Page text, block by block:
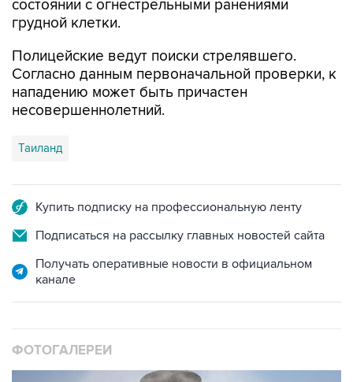
Полицейские ведут поиски стрелявшего.
нападению может быть причастен
несовершеннолетний.
Таиланд
Подписаться на рассылку главных новостей сайта
Получать оперативные новости в официальном